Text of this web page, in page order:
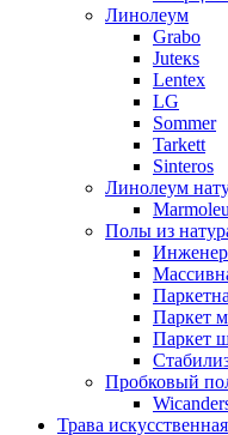
Линолеум
Grabo
Juteкs
Lentex
LG
Sommer
Tarkett
Sinteros
Линолеум
Полы из
Паркет
Паркет
Пробковый
Трава искусственная